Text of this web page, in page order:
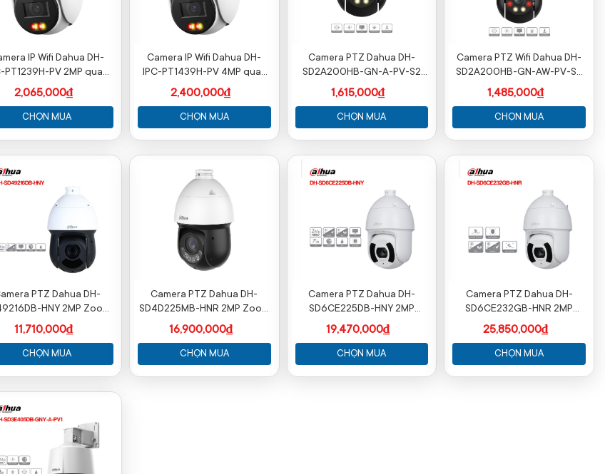
IP Wifi Dahua DH-
PT1239H-PV 2MP quay
quét, đàm thoại
2,065,000₫
CHỌN MUA
Camera IP Wifi Dahua DH-
IPC-PT1439H-PV 4MP quay
quét, đàm thoại
2,400,000₫
CHỌN MUA
Camera PTZ Dahua DH-
SD2A200HB-GN-A-PV-S2
2MP ngoài trời, quay quét AI
1,615,000₫
CHỌN MUA
Camera PTZ Wifi Dahua DH-
SD2A200HB-GN-AW-PV-S2
2MP ngoài trời, quay quét AI
1,485,000₫
CHỌN MUA
PTZ Dahua DH-
HNY 2MP Zoom
16x Starlight
11,710,000₫
CHỌN MUA
Camera PTZ Dahua DH-
SD4D225MB-HNR 2MP Zoom
25x Starlight WizSense
16,900,000₫
CHỌN MUA
Camera PTZ Dahua DH-
SD6CE225DB-HNY 2MP
Zoom 25x Hồng Ngoại Ngoài
Trời
19,470,000₫
CHỌN MUA
Camera PTZ Dahua DH-
SD6CE232GB-HNR 2MP
Zoom 32x Hồng Ngoại
WizSense
25,850,000₫
CHỌN MUA